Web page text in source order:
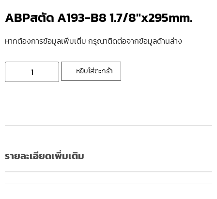
ABPสตัด A193-B8 1.7/8″x295mm.
หากต้องการข้อมูลเพิ่มเติ่ม กรุณาติดต่อจากข้อมูลด้านล่าง
หยิบใส่ตะกร้า
รายละเอียดเพิ่มเติม